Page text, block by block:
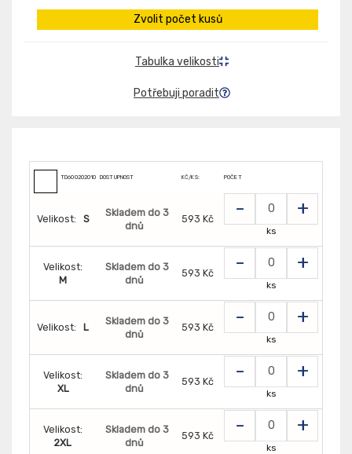
Zvolit počet kusů
Tabulka velikosti
Potřebuji poradit
TD6002020100000DOSTUPNOST KČ/KS: POČET
Velikost: S
Skladem do 3
dnů
593 Kč - +
ks
Velikost:
M
Skladem do 3
dnů
593 Kč - +
ks
Velikost: L
Skladem do 3
dnů
593 Kč - +
ks
Velikost:
XL
Skladem do 3
dnů
593 Kč - +
ks
Velikost:
2XL
Skladem do 3
dnů
593 Kč - +
ks